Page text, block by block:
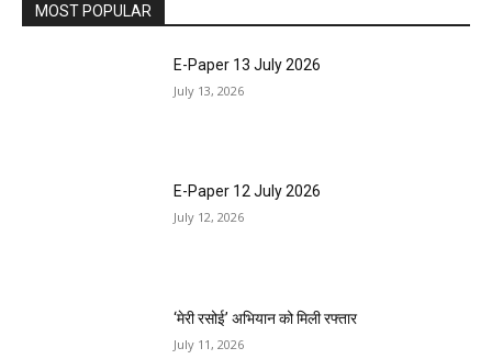
MOST POPULAR
E-Paper 13 July 2026
July 13, 2026
E-Paper 12 July 2026
July 12, 2026
‘मेरी रसोई’ अभियान को मिली रफ्तार
July 11, 2026